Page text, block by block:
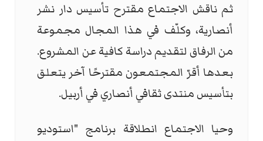
ثم ناقش الاجتماع مقترح تأسيس دار نشر
أنصارية، وكلّف في هذا المجال مجموعة
من الرفاق لتقديم دراسة كافية عن المشروع.
بعدها أقرّ المجتمعون مقترحًا آخر يتعلق
بتأسيس منتدى ثقافي أنصاري في أربيل.
وحيا الاجتماع انطلاقة برنامج "استوديو